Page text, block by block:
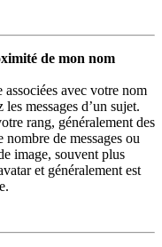
de mon nom
avec votre nom
messages d’un sujet.
rang, généralement des
de messages ou
image, souvent plus
et généralement est